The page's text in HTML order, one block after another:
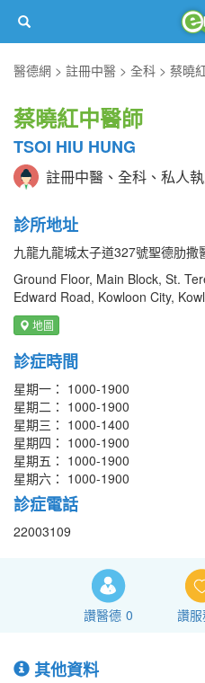
醫德網
註冊中醫 全科 蔡曉
蔡曉紅中醫師
TSOI HIU HUNG
註冊中醫、全科、私人
診所地址
九龍九龍城太子道327號聖德肋撒
Ground Floor, Main Block, St.
Edward Road, Kowloon City,
地圖
診症時間
星期一： 1000-1900
星期二： 1000-1900
星期三： 1000-1400
星期四： 1000-1900
星期五： 1000-1900
星期六： 1000-1900
診症電話
22003109
讚醫德 0 讚
其他資料